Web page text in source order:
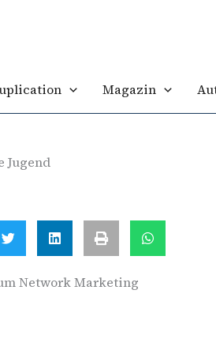
Magazin
Jugend
Network Marketing